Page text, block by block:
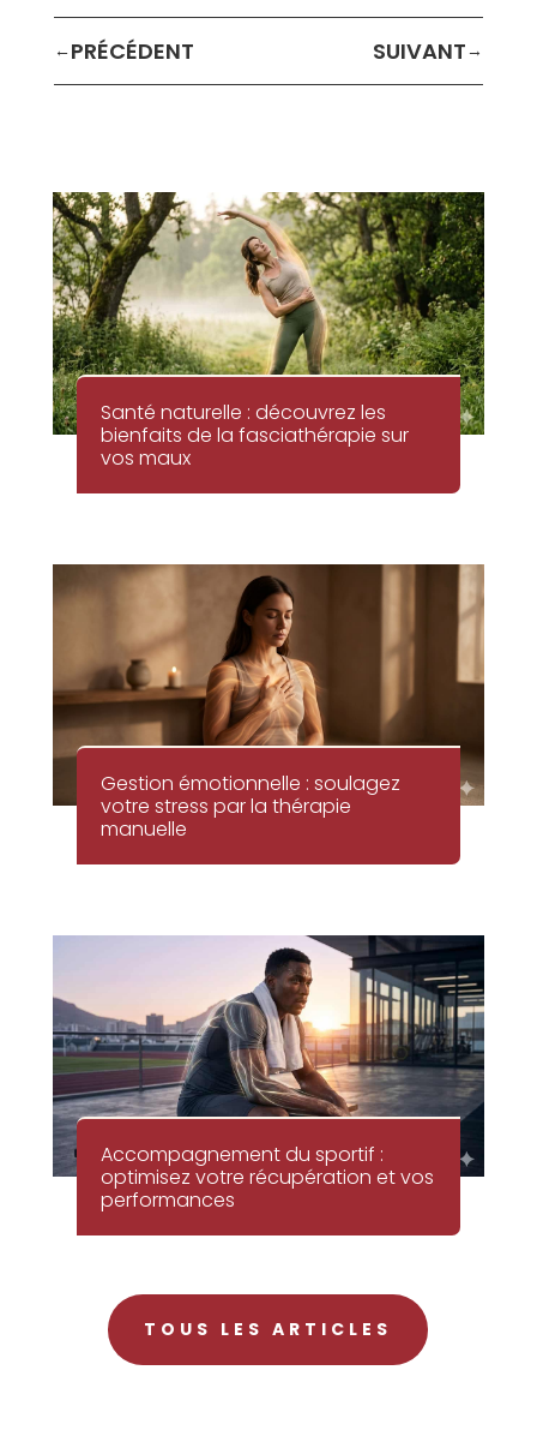
← →
Santé naturelle : découvrez les
bienfaits de la fasciathérapie sur
vos maux
Gestion émotionnelle : soulagez
votre stress par la thérapie
manuelle
Accompagnement du sportif :
optimisez votre récupération et vos
performances
TOUS LES ARTICLES